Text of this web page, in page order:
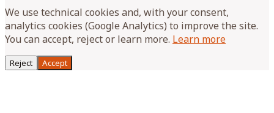
We use technical cookies and, with your consent,
analytics cookies (Google Analytics) to improve the site.
You can accept, reject or learn more. Learn more
Reject Accept